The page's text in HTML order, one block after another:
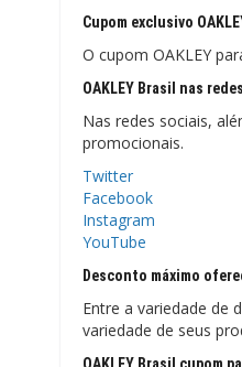
Cupom exclusivo
O cupom OAKLEY
OAKLEY Brasil nas
Nas redes sociais,
promocionais.
Twitter
Facebook
Instagram
YouTube
Desconto máximo
Entre a variedade de
variedade de seus
OAKLEY Brasil cupom